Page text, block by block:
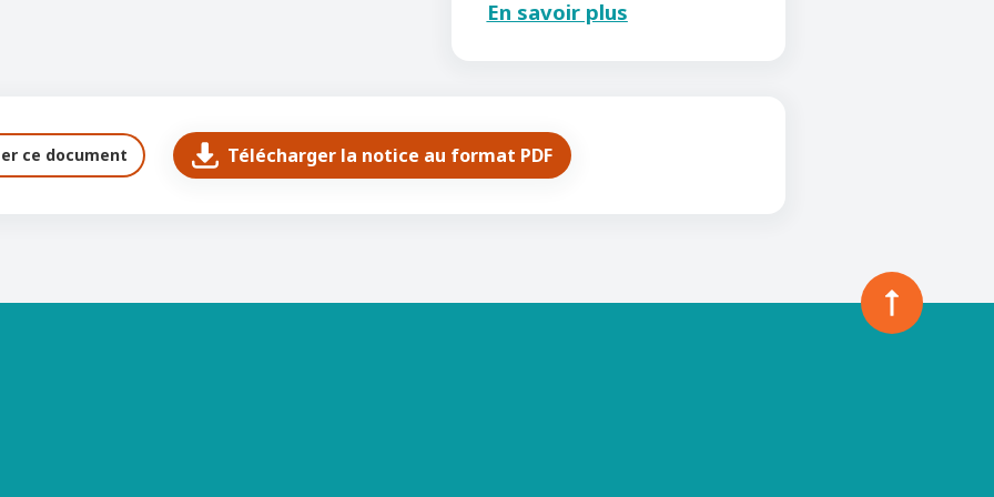
En savoir plus
ce document Télécharger la notice au format PDF